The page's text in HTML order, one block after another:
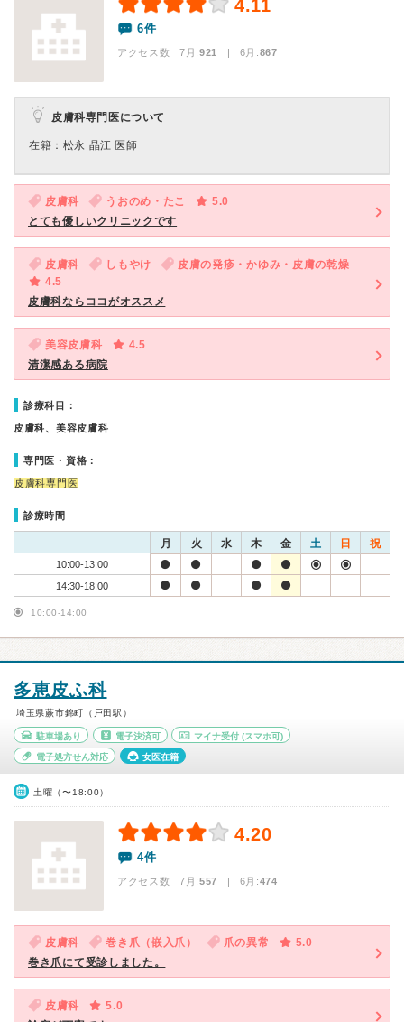
4.11
6件
アクセス数 7月:921 | 6月:867
皮膚科専門医について
在籍：松永 晶江 医師
皮膚科 うおのめ・たこ
5.0
とても優しいクリニックです
皮膚科 しもやけ
皮膚の発疹・かゆみ・皮膚の乾燥
4.5
皮膚科ならココがオススメ
美容皮膚科
4.5
清潔感ある病院
診療科目：
皮膚科、美容皮膚科
専門医・資格：
皮膚科専門医
診療時間
月 火 水 木 金 土 日 祝
10:00-13:00
14:30-18:00
10:00-14:00
多恵皮ふ科
埼玉県蕨市錦町（戸田駅）
駐車場あり 電子決済可 マイナ受付 (スマホ可)
電子処方せん対応 女医在籍
土曜（〜18:00）
4.20
4件
アクセス数 7月:557 | 6月:474
皮膚科 巻き爪（嵌入爪） 爪の異常
5.0
巻き爪にて受診しました。
皮膚科
5.0